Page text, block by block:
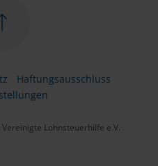
Haftungsausschluss
Lohnsteuerhilfe e.V.